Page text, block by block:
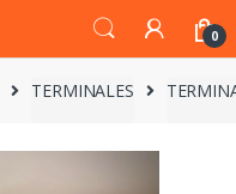
0
TERMINALES